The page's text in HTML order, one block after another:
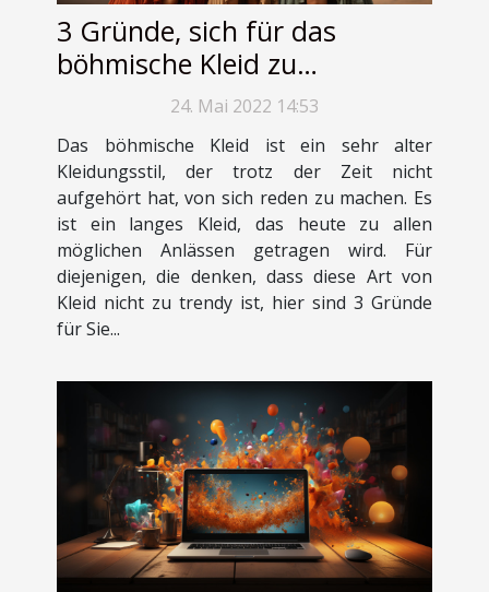
3 Gründe, sich für das
böhmische Kleid zu
entscheiden24. Mai 2022 14:53
Das böhmische Kleid ist ein sehr alter
Kleidungsstil, der trotz der Zeit nicht
aufgehört hat, von sich reden zu machen. Es
ist ein langes Kleid, das heute zu allen
möglichen Anlässen getragen wird. Für
diejenigen, die denken, dass diese Art von
Kleid nicht zu trendy ist, hier sind 3 Gründe
für Sie...